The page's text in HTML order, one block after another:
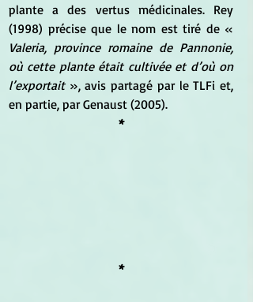
plante a des vertus médicinales. Rey
(1998) précise que le nom est tiré de «
Valeria, province romaine de Pannonie,
où cette plante était cultivée et d’où on
l’exportait », avis partagé par le TLFi et,
en partie, par Genaust (2005).
*
*